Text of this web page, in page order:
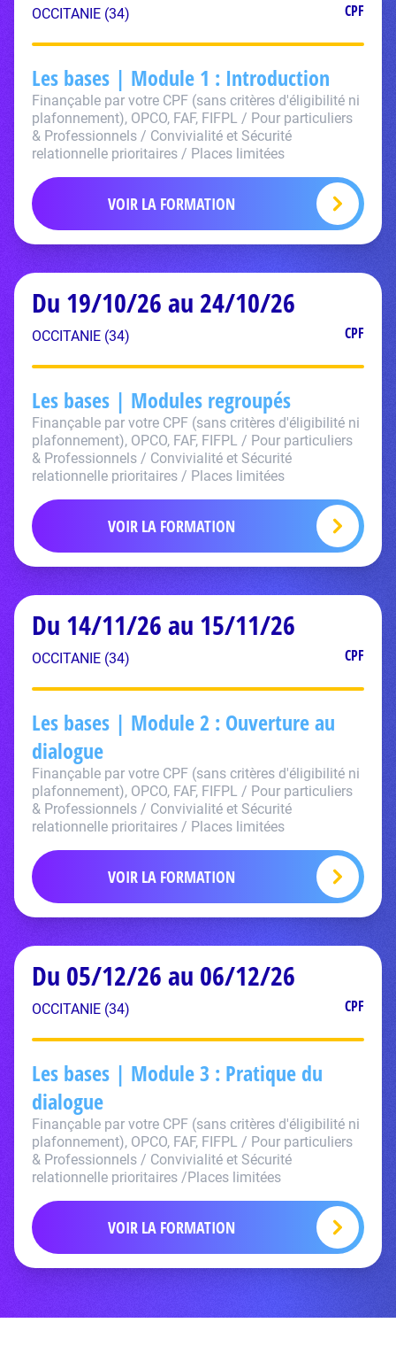
OCCITANIE (34) CPF
Les bases | Module 1 : Introduction
Finançable par votre CPF (sans critères d'éligibilité ni
plafonnement), OPCO, FAF, FIFPL / Pour particuliers
& Professionnels / Convivialité et Sécurité
relationnelle prioritaires / Places limitées
VOIR LA FORMATION
Du 19/10/26 au 24/10/26
OCCITANIE (34) CPF
Les bases | Modules regroupés
Finançable par votre CPF (sans critères d'éligibilité ni
plafonnement), OPCO, FAF, FIFPL / Pour particuliers
& Professionnels / Convivialité et Sécurité
relationnelle prioritaires / Places limitées
VOIR LA FORMATION
Du 14/11/26 au 15/11/26
OCCITANIE (34) CPF
Les bases | Module 2 : Ouverture au
dialogue
Finançable par votre CPF (sans critères d'éligibilité ni
plafonnement), OPCO, FAF, FIFPL / Pour particuliers
& Professionnels / Convivialité et Sécurité
relationnelle prioritaires / Places limitées
VOIR LA FORMATION
Du 05/12/26 au 06/12/26
OCCITANIE (34) CPF
Les bases | Module 3 : Pratique du
dialogue
Finançable par votre CPF (sans critères d'éligibilité ni
plafonnement), OPCO, FAF, FIFPL / Pour particuliers
& Professionnels / Convivialité et Sécurité
relationnelle prioritaires /Places limitées
VOIR LA FORMATION